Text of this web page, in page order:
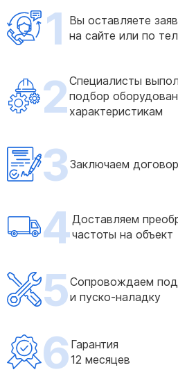
1 Вы оставляете
на сайте или по
2Специалисты
подбор
характеристикам
3Заключаем договор
4Доставляем
частоты на объект
5Сопровождаем
и пуско-наладку
6 Гарантия
12 месяцев